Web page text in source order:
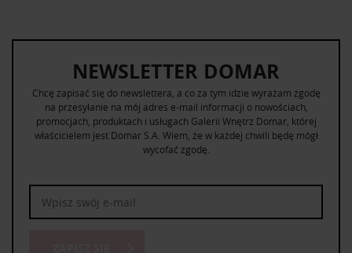
NEWSLETTER DOMAR
Chcę zapisać się do newslettera, a co za tym idzie wyrażam zgodę
na przesyłanie na mój adres e-mail informacji o nowościach,
promocjach, produktach i usługach Galerii Wnętrz Domar, której
właścicielem jest Domar S.A. Wiem, że w każdej chwili będę mógł
wycofać zgodę.